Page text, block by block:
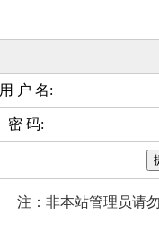
用 户 名:
密 码:
注：非本站管理员请